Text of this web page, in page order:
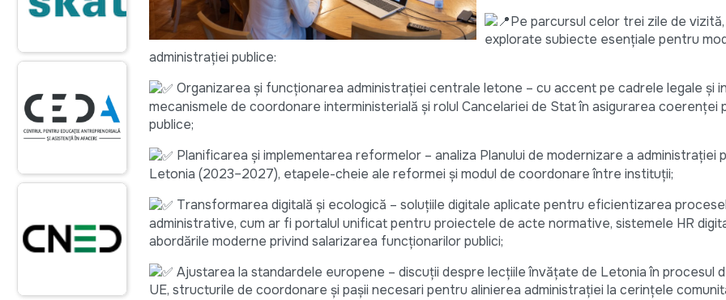
Pe parcursul celor trei zile de
explorate subiecte esențiale pentru
administrației publice:
Organizarea și funcționarea administrației centrale letone – cu accent pe cadrele legale și
mecanismele de coordonare interministerială și rolul Cancelariei de Stat în asigurarea coerenței
publice;
Planificarea și implementarea reformelor – analiza Planului de modernizare a administrației
Letonia (2023–2027), etapele-cheie ale reformei și modul de coordonare între instituții;
Transformarea digitală și ecologică – soluțiile digitale aplicate pentru eficientizarea
administrative, cum ar fi portalul unificat pentru proiectele de acte normative, sistemele HR
abordările moderne privind salarizarea funcționarilor publici;
Ajustarea la standardele europene – discuții despre lecțiile învățate de Letonia în procesul
UE, structurile de coordonare și pașii necesari pentru alinierea administrației la cerințele